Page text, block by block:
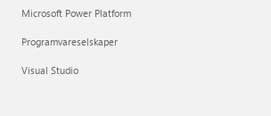
Microsoft Power Platform
Programvareselskaper
Visual Studio